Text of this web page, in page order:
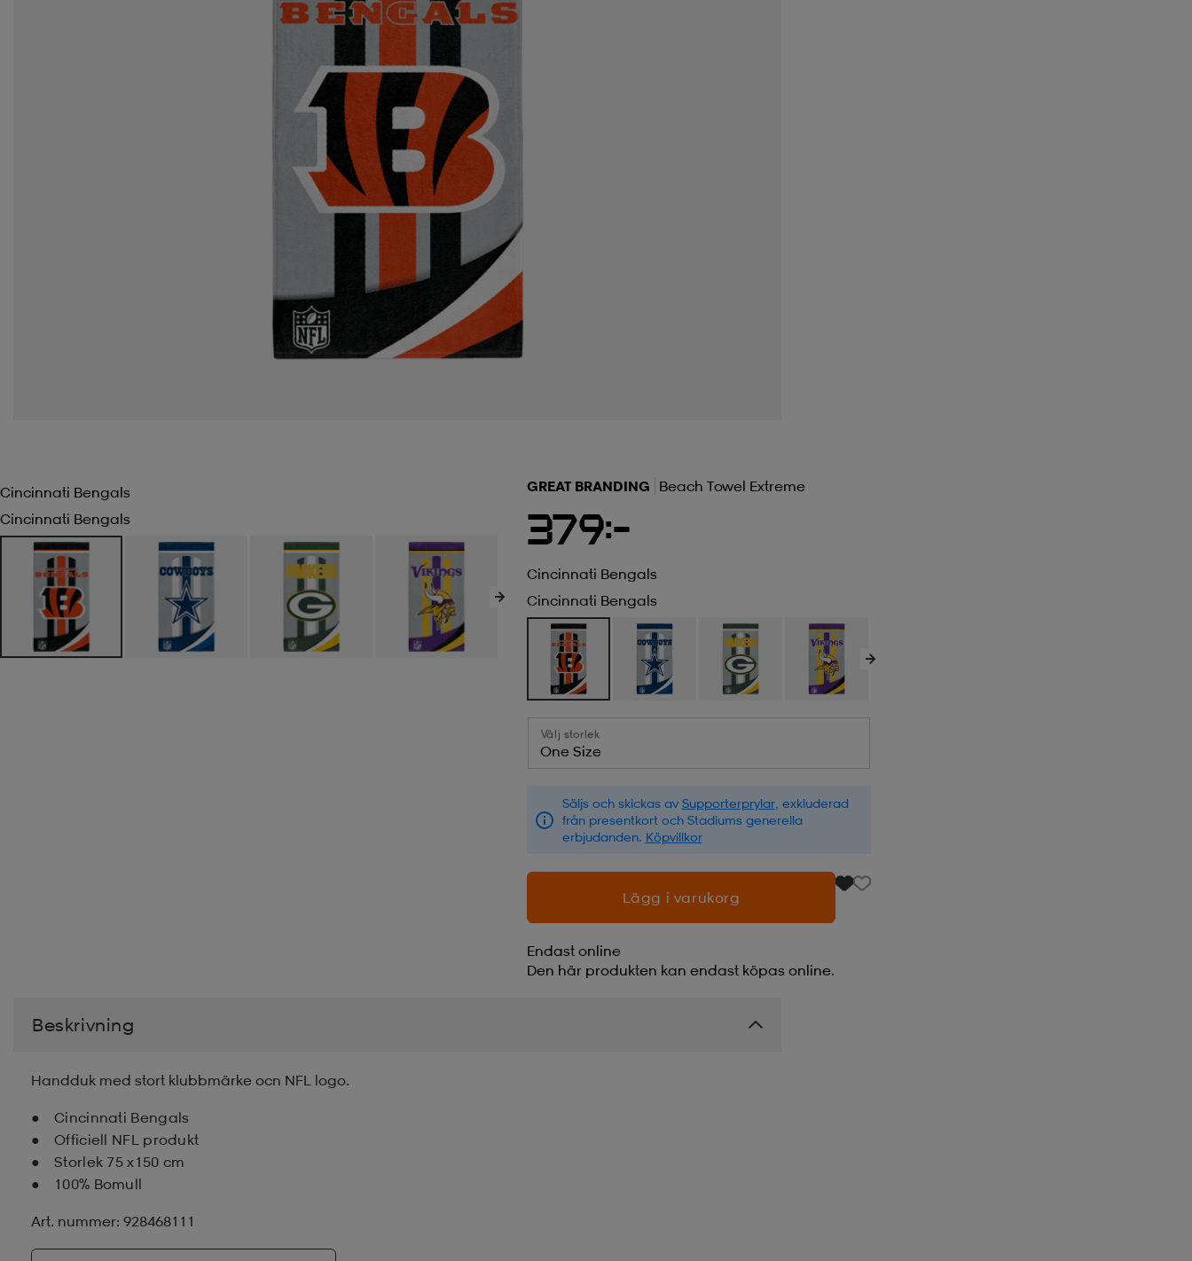
Cincinnati Bengals
Cincinnati Bengals GREAT BRANDING Beach Towel Extreme
379:-
Cincinnati Bengals
Cincinnati Bengals
Välj storlek
One Size
Säljs och skickas av Supporterprylar, exkluderad
från presentkort och Stadiums generella
erbjudanden. Köpvillkor
Lägg i varukorg
Endast online
Den här produkten kan endast köpas online.
Beskrivning
Handduk med stort klubbmärke ocn NFL logo.
Cincinnati Bengals
Officiell NFL produkt
Storlek 75 x150 cm
100% Bomull
Art. nummer: 928468111